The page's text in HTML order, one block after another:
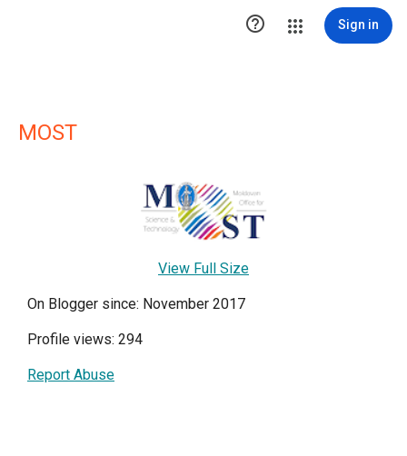
 Sign in
MOST
View Full Size
On Blogger since: November 2017
Profile views: 294
Report Abuse